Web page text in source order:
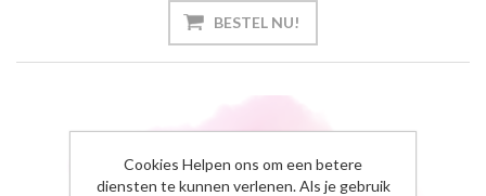
Cookies Helpen ons om een betere
diensten te kunnen verlenen. Als je gebruik